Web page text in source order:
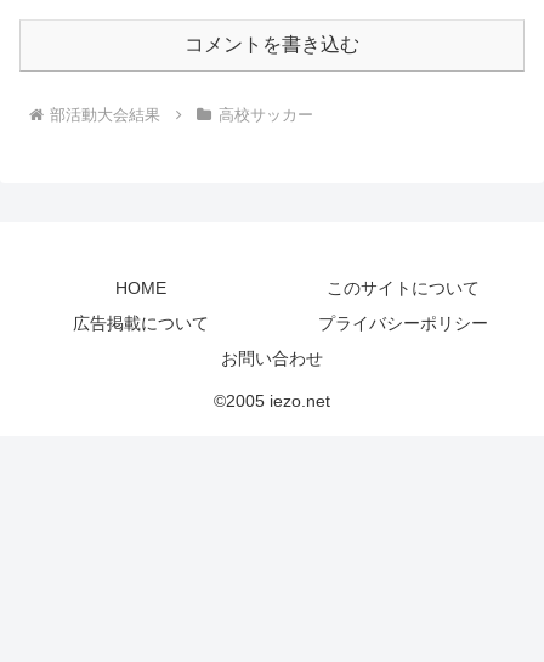
コメントを書き込む
部活動大会結果 高校サッカー
HOME
このサイトについて
広告掲載について
プライバシーポリシー
お問い合わせ
©2005 iezo.net